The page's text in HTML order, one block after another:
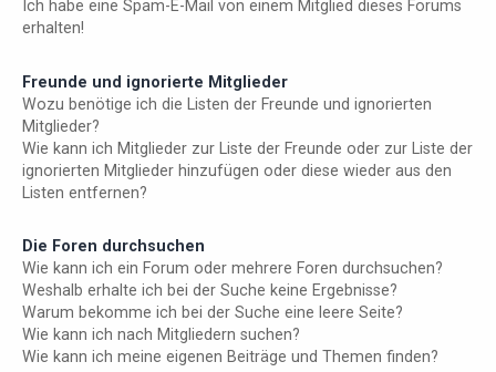
Ich habe eine Spam-E-Mail von einem Mitglied dieses Forums
erhalten!
Freunde und ignorierte Mitglieder
Wozu benötige ich die Listen der Freunde und ignorierten
Mitglieder?
Wie kann ich Mitglieder zur Liste der Freunde oder zur Liste der
ignorierten Mitglieder hinzufügen oder diese wieder aus den
Listen entfernen?
Die Foren durchsuchen
Wie kann ich ein Forum oder mehrere Foren durchsuchen?
Weshalb erhalte ich bei der Suche keine Ergebnisse?
Warum bekomme ich bei der Suche eine leere Seite?
Wie kann ich nach Mitgliedern suchen?
Wie kann ich meine eigenen Beiträge und Themen finden?